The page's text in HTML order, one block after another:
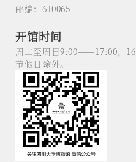
邮编：610065
开馆时间
周二至周日9:00——17:00，
节假日除外。